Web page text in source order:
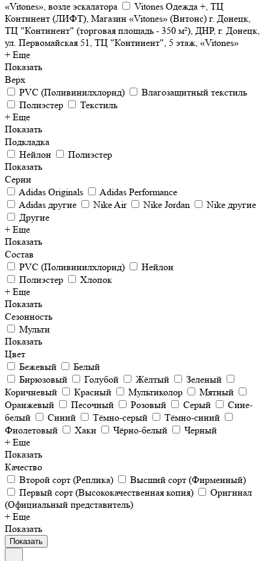
«Vitones», возле эскалатора
Vitones Одежда +, ТЦ
Континент (ЛИФТ), Магазин «Vitones» (Витонс) г. Донецк,
ТЦ "Континент" (торговая площадь - 350 м²), ДНР, г. Донецк,
ул. Первомайская 51, ТЦ "Континент", 5 этаж, «Vitones»
+ Еще
Показать
Верх
PVC (Поливинилхлорид)
Влагозащитный текстиль
Полиэстер
Текстиль
+ Еще
Показать
Подкладка
Нейлон
Полиэстер
Показать
Серии
Adidas Originals
Adidas Performance
Adidas другие
Nike Air Nike Jordan
Nike другие
Другие
+ Еще
Показать
Состав
PVC (Поливинилхлорид)
Нейлон
Полиэстер
Хлопок
+ Еще
Показать
Сезонность
Мульти
Показать
Цвет
Бежевый
Белый
Бирюзовый
Голубой Жёлтый
Зеленый
Коричневый
Красный Мультиколор
Мятный
Оранжевый
Песочный Розовый Серый
Сине-
белый
Синий Тёмно-серый
Тёмно-синий
Фиолетовый
Хаки Чёрно-белый
Черный
+ Еще
Показать
Качество
Второй сорт (Реплика)
Высший сорт (Фирменный)
Первый сорт (Высококачественная копия)
Оригинал
(Официальный представитель)
+ Еще
Показать
Показать